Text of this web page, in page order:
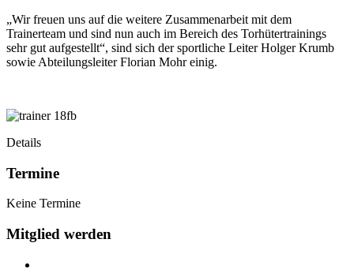
„Wir freuen uns auf die weitere Zusammenarbeit mit dem
Trainerteam und sind nun auch im Bereich des Torhütertrainings
sehr gut aufgestellt“, sind sich der sportliche Leiter Holger Krumb
sowie Abteilungsleiter Florian Mohr einig.
Details
Termine
Keine Termine
Mitglied werden